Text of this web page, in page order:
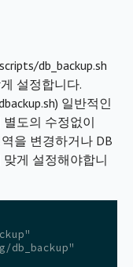
db_backup.sh
설정합니다.
일반적인
도의 수정없이
을 변경하거나 DB
게 설정해야합니
db_backup"